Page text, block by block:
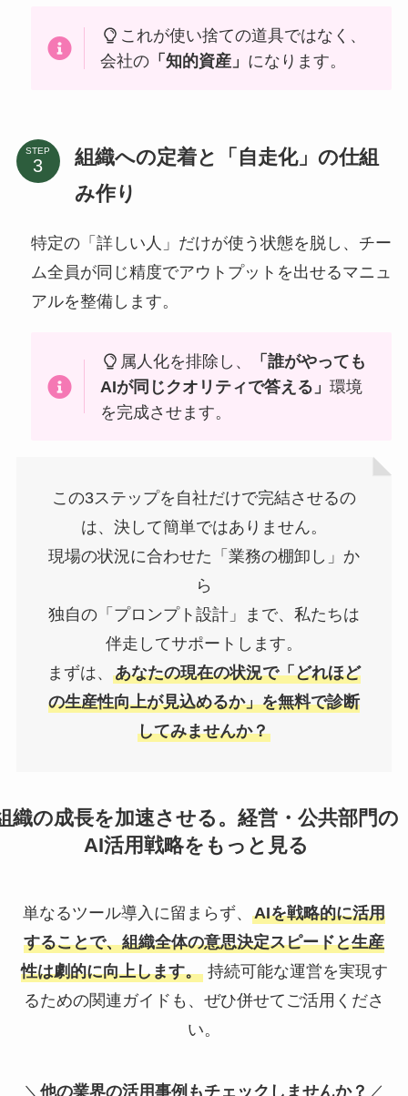
これが使い捨ての道具ではなく、
会社の 「知的資産」 になります。
STEP
組織への定着と「自走化」の仕組
み作り
特定の「詳しい人」だけが使う状態を脱し、チー
ム全員が同じ精度でアウトプットを出せるマニュ
アルを整備します。
属人化を排除し、
「誰がやっても
AIが同じクオリティで答える」環境
を完成させます。
この3ステップを自社だけで完結させるの
は、決して簡単ではありません。
現場の状況に合わせた「業務の棚卸し」か
ら
独自の「プロンプト設計」まで、私たちは
伴走してサポートします。
まずは、 あなたの現在の状況で「どれほど
の生産性向上が見込めるか」を無料で診断
してみませんか？
織の成長を加速させる。経営・公共部門の
AI活用戦略をもっと見る
単なるツール導入に留まらず、 AIを戦略的に活用
することで、組織全体の意思決定スピードと生産
性は劇的に向上します。持続可能な運営を実現す
るための関連ガイドも、ぜひ併せてご活用くださ
い。
＼ 他の業界の活用事例もチェックしませんか？ ／